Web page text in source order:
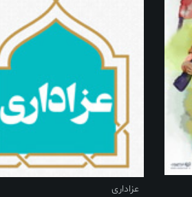
عزاداری